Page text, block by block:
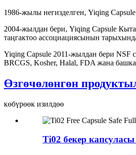
1986-жылы негизделген, Yiqing
2004-жылдан бери, Yiqing Capsule
таңгактоо ассоциациясынын
Yiqing Capsule 2011-жылдан бери NSF
BRCGS, Kosher, Halal, FDA жана
Өзгөчөлөнгөн
көбүрөөк изилдөө
Ti02 бекер